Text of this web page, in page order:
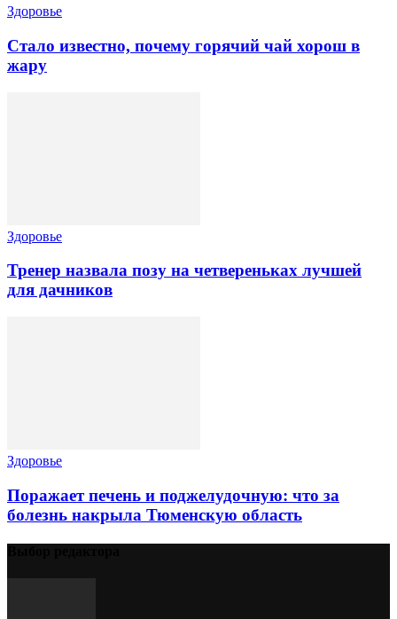
Здоровье
Стало известно, почему горячий чай хорош в
жару
Здоровье
Тренер назвала позу на четвереньках лучшей
для дачников
Здоровье
Поражает печень и поджелудочную: что за
болезнь накрыла Тюменскую область